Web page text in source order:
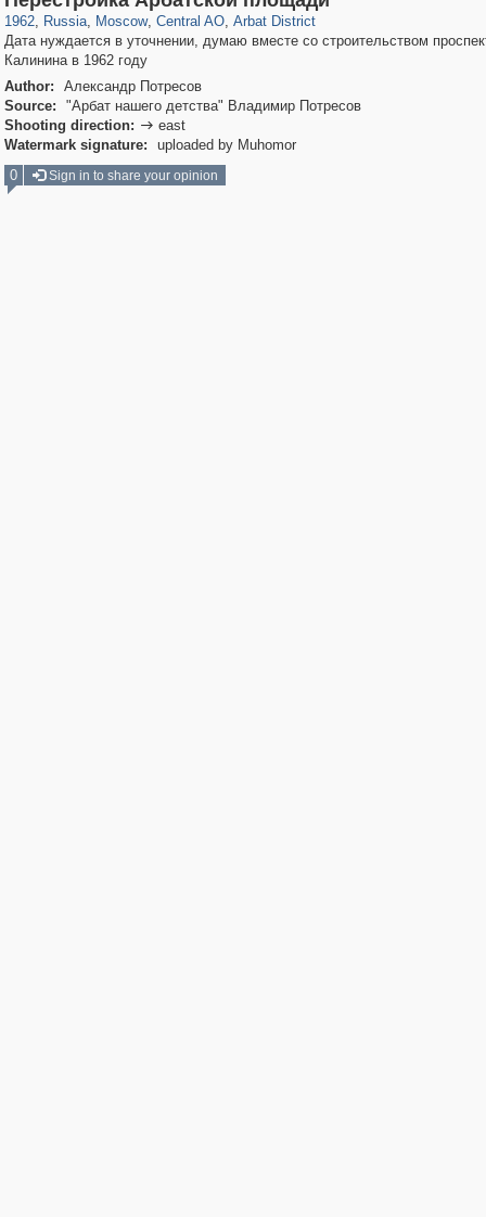
1962, Russia, Moscow, Central AO, Arbat District
Дата нуждается в уточнении, думаю вместе со строительством
Калинина в 1962 году
Author:
Александр Потресов
Source:
"Арбат нашего детства" Владимир Потресов
Shooting direction:  east
Watermark signature:
uploaded by Muhomor
0
Sign in to share your opinion